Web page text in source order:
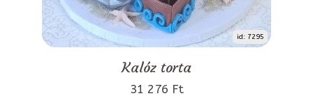
id: 7295
Kalóz torta
31 276 Ft